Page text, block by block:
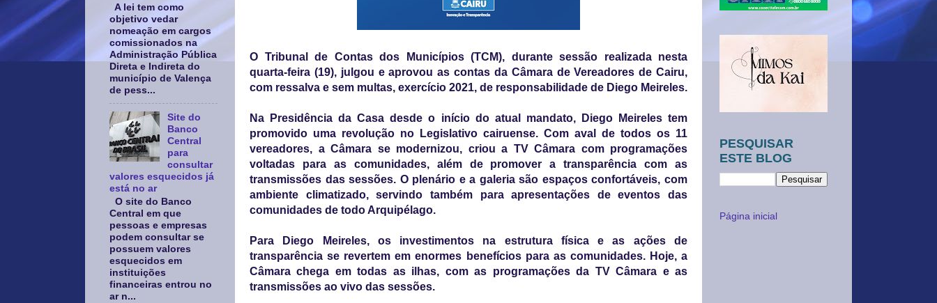
O Tribunal de Contas dos Municípios (TCM), durante sessão realizada nesta
quarta-feira (19), julgou e aprovou as contas da Câmara de Vereadores de Cairu,
com ressalva e sem multas, exercício 2021, de responsabilidade de Diego Meireles.
Na Presidência da Casa desde o início do atual mandato, Diego Meireles tem
promovido uma revolução no Legislativo cairuense. Com aval de todos os 11
vereadores, a Câmara se modernizou, criou a TV Câmara com programações
voltadas para as comunidades, além de promover a transparência com as
transmissões das sessões. O plenário e a galeria são espaços confortáveis, com
ambiente climatizado, servindo também para apresentações de eventos das
comunidades de todo Arquipélago.
Para Diego Meireles, os investimentos na estrutura física e as ações de
transparência se revertem em enormes benefícios para as comunidades. Hoje, a
Câmara chega em todas as ilhas, com as programações da TV Câmara e as
transmissões ao vivo das sessões.
A lei tem como
objetivo vedar
nomeação em cargos
comissionados na
Administração Pública
Direta e Indireta do
município de Valença
de pess...
Site do
Banco
Central
para
consultar
valores esquecidos já
está no ar
O site do Banco
Central em que
pessoas e empresas
podem consultar se
possuem valores
esquecidos em
instituições
financeiras entrou no
ar n...
PESQUISAR
ESTE BLOG
Página inicial